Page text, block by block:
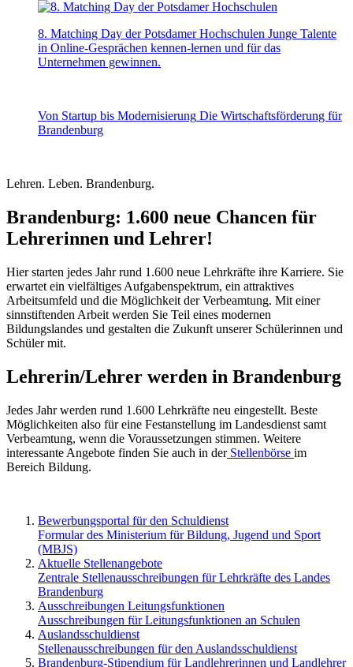
8. Matching Day der Potsdamer Hochschulen Junge Talente
in Online-Gesprächen kennen-lernen und für das
Unternehmen gewinnen.
Von Startup bis Modernisierung Die Wirtschaftsförderung für
Brandenburg
Lehren. Leben. Brandenburg.
Brandenburg: 1.600 neue Chancen für
Lehrerinnen und Lehrer!
Hier starten jedes Jahr rund 1.600 neue Lehrkräfte ihre Karriere. Sie
erwartet ein vielfältiges Aufgabenspektrum, ein attraktives
Arbeitsumfeld und die Möglichkeit der Verbeamtung. Mit einer
sinnstiftenden Arbeit werden Sie Teil eines modernen
Bildungslandes und gestalten die Zukunft unserer Schülerinnen und
Schüler mit.
Lehrerin/Lehrer werden in Brandenburg
Jedes Jahr werden rund 1.600 Lehrkräfte neu eingestellt. Beste
Möglichkeiten also für eine Festanstellung im Landesdienst samt
Verbeamtung, wenn die Voraussetzungen stimmen. Weitere
interessante Angebote finden Sie auch in derStellenbörse im
Bereich Bildung.
Bewerbungsportal für den Schuldienst
Formular des Ministerium für Bildung, Jugend und Sport
(MBJS)
Aktuelle Stellenangebote
Zentrale Stellenausschreibungen für Lehrkräfte des Landes
Brandenburg
Ausschreibungen Leitungsfunktionen
Ausschreibungen für Leitungsfunktionen an Schulen
Auslandsschuldienst
Stellenausschreibungen für den Auslandsschuldienst
Brandenburg-Stipendium für Landlehrerinnen und Landlehrer